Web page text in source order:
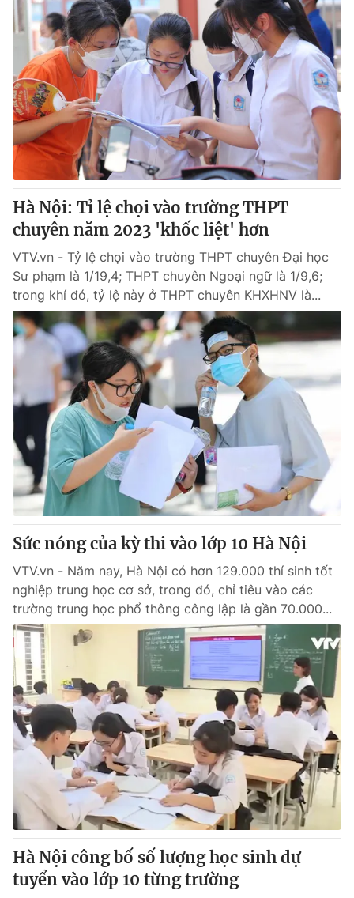
Hà Nội: Tỉ lệ chọi vào trường THPT
chuyên năm 2023 'khốc liệt' hơn
VTV.vn - Tỷ lệ chọi vào trường THPT chuyên Đại học
Sư phạm là 1/19,4; THPT chuyên Ngoại ngữ là 1/9,6;
trong khí đó, tỷ lệ này ở THPT chuyên KHXHNV là...
Sức nóng của kỳ thi vào lớp 10 Hà Nội
VTV.vn - Năm nay, Hà Nội có hơn 129.000 thí sinh tốt
nghiệp trung học cơ sở, trong đó, chỉ tiêu vào các
trường trung học phổ thông công lập là gần 70.000...
Hà Nội công bố số lượng học sinh dự
tuyển vào lớp 10 từng trường